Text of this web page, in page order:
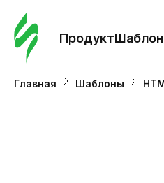
Продукт
Главная Шаблоны